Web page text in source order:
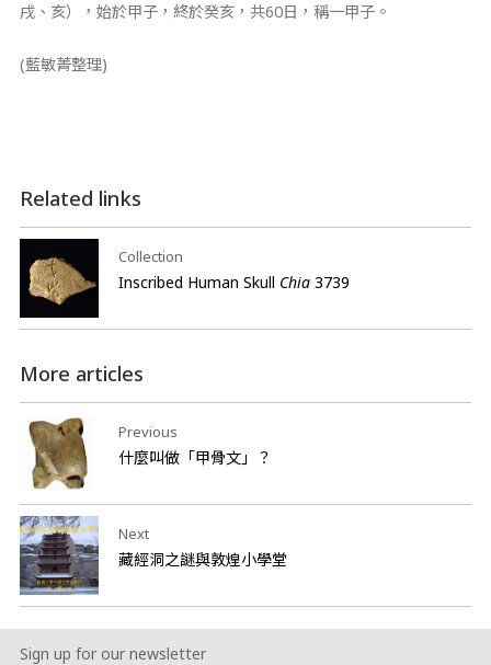
戌、亥），始於甲子，終於癸亥，共60日，稱一甲子。
(藍敏菁整理)
Related links
Collection
Inscribed Human Skull Chia3739
More articles
Previous
什麼叫做「甲骨文」？
Next
藏經洞之謎與敦煌小學堂
Sign up for our newsletter